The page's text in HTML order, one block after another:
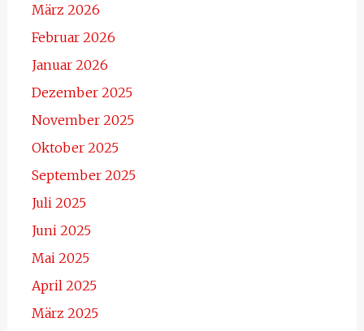
März 2026
Februar 2026
Januar 2026
Dezember 2025
November 2025
Oktober 2025
September 2025
Juli 2025
Juni 2025
Mai 2025
April 2025
März 2025